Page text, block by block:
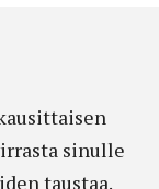
sinulle
taustaa.